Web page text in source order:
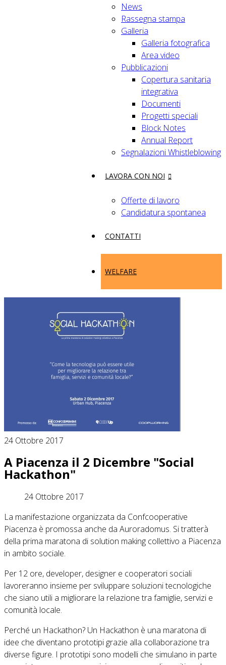
News
Rassegna stampa
Galleria
Galleria fotografica
Area video
Pubblicazioni
Copertura sanitaria
integrativa
Documenti
Progetti speciali
Block Notes
Annual Report
Segnalazioni Whistleblowing
LAVORA CON NOI
Offerte di lavoro
Candidatura spontanea
CONTATTI
WELFARE
24 Ottobre 2017
A Piacenza il 2 Dicembre "Social
Hackathon"
24 Ottobre 2017
La manifestazione organizzata da Confcooperative
Piacenza è promossa anche da Auroradomus. Si tratterà
della prima maratona di solution making collettivo a Piacenza
in ambito sociale.
Per 12 ore, developer, designer e cooperatori sociali
lavoreranno insieme per sviluppare soluzioni tecnologiche
che siano utili a migliorare la relazione tra famiglie, servizi e
comunità locale.
Perché un Hackathon? Un Hackathon è una maratona di
idee che diventano prototipi grazie alla collaborazione tra
diverse figure. I prototipi sono modelli che simulano in parte